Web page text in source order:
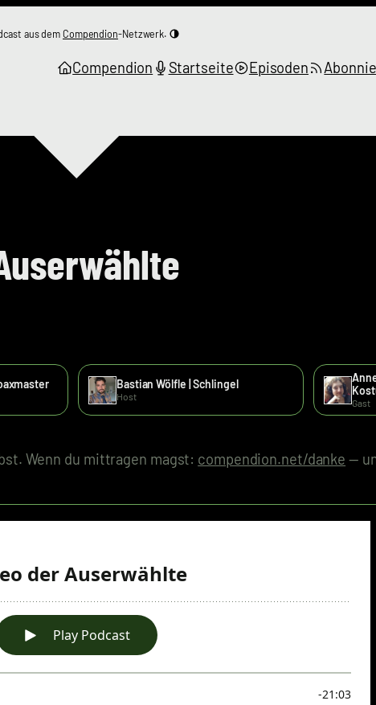
aus dem Compendion-Netzwerk.
Compendion Startseite Episoden
Bastian Wölfle | Schlingel
Host
Gast
Wenn du mittragen magst: compendion.net/danke —